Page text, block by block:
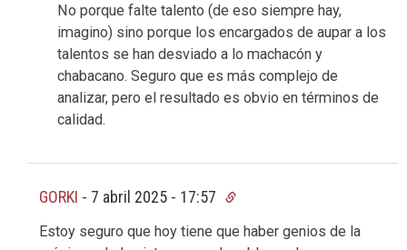
No porque falte talento (de eso siempre hay,
imagino) sino porque los encargados de aupar a los
talentos se han desviado a lo machacón y
chabacano. Seguro que es más complejo de
analizar, pero el resultado es obvio en términos de
calidad.
GORKI - 7 abril 2025 - 17:57
Estoy seguro que hoy tiene que haber genios de la